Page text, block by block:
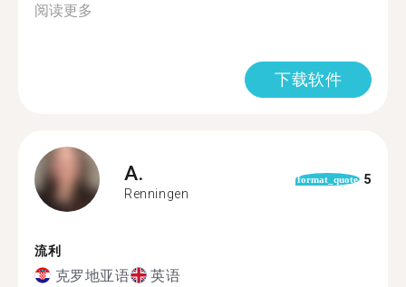
阅读更多
下载软件
A.
Renningen
format_quote 5
流利
克罗地亚语 英语